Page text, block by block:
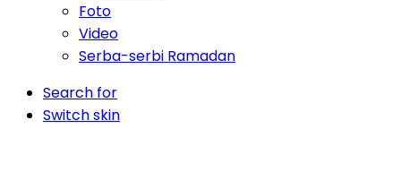
Foto
Video
Serba-serbi Ramadan
Search for
Switch skin